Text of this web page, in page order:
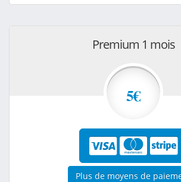
Premium 1 mois
5€
Plus de moyens de